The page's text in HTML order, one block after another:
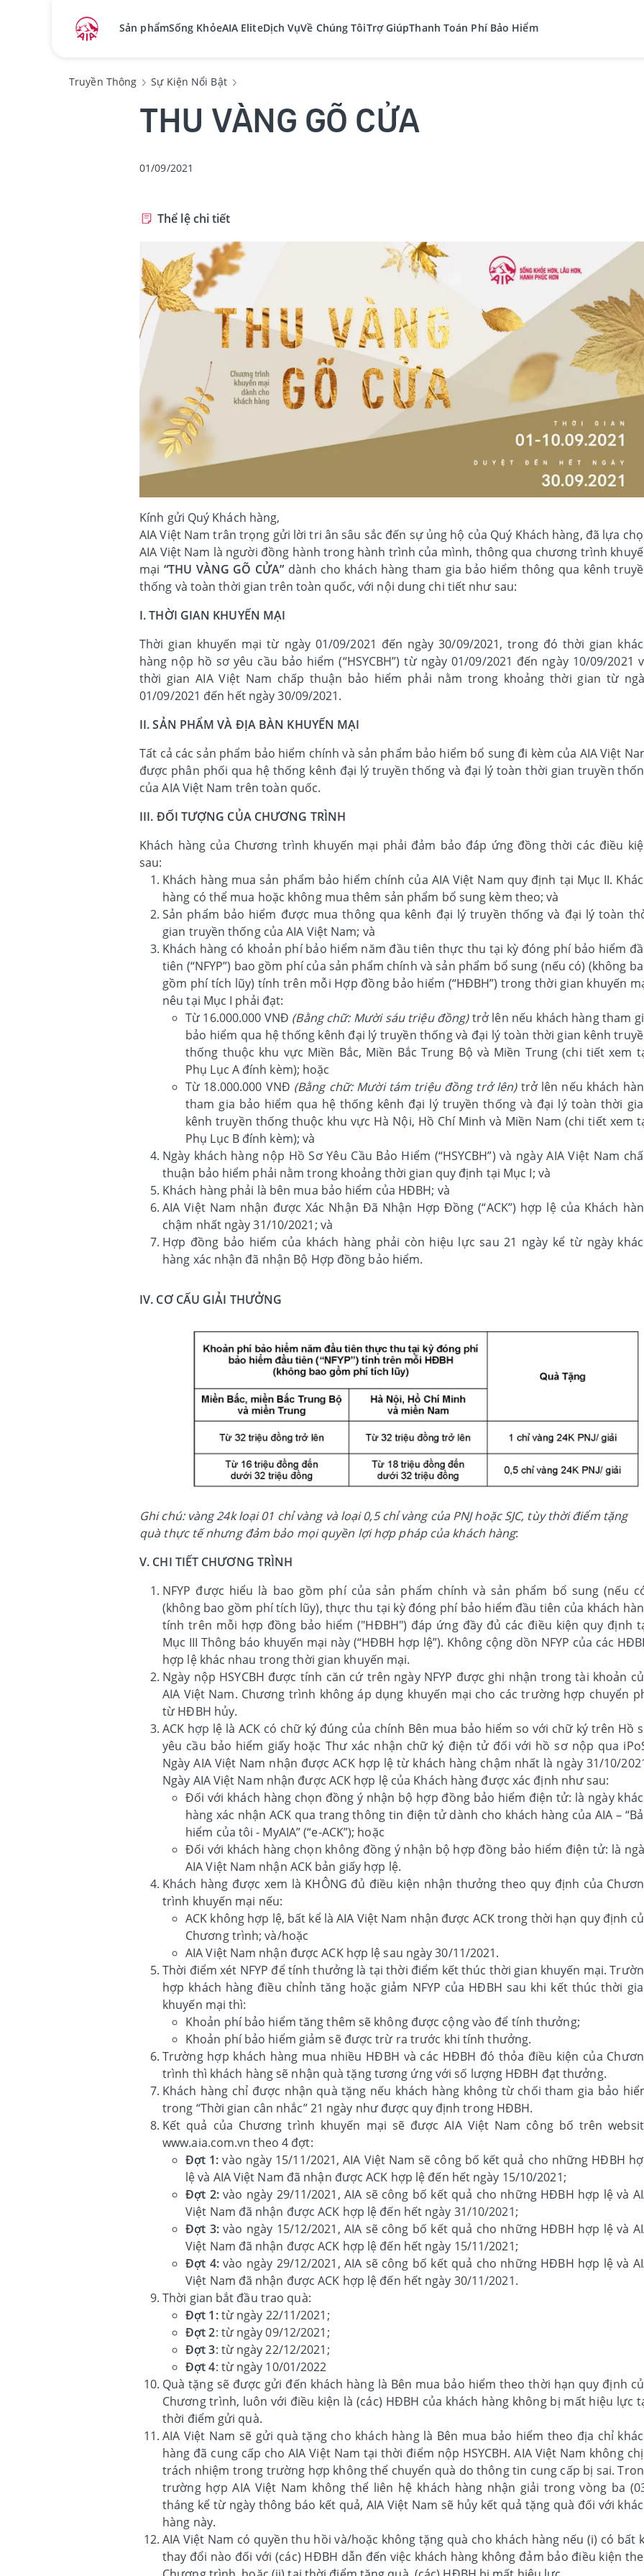
Sản phẩmSống KhỏeAIA EliteDịch VụVề Chúng TôiTrợ GiúpThanh Toán Phí Bảo Hiểm
Truyền Thông Sự Kiện Nổi Bật
THU VÀNG GÕ CỬA
01/09/2021
Thể lệ chi tiết
Kính gửi Quý Khách hàng,
AIA Việt Nam trân trọng gửi lời tri ân sâu sắc đến sự ủng hộ của Quý Khách hàng, đã lựa
AIA Việt Nam là người đồng hành trong hành trình của mình, thông qua chương trình
mại “THU VÀNG GÕ CỬA” dành cho khách hàng tham gia bảo hiểm thông qua kênh
thống và toàn thời gian trên toàn quốc, với nội dung chi tiết như sau:
I. THỜI GIAN KHUYẾN MẠI
Thời gian khuyến mại từ ngày 01/09/2021 đến ngày 30/09/2021, trong đó thời gian
hàng nộp hồ sơ yêu cầu bảo hiểm (“HSYCBH”) từ ngày 01/09/2021 đến ngày 10/09/2021
thời gian AIA Việt Nam chấp thuận bảo hiểm phải nằm trong khoảng thời gian từ
01/09/2021 đến hết ngày 30/09/2021.
II. SẢN PHẨM VÀ ĐỊA BÀN KHUYẾN MẠI
Tất cả các sản phẩm bảo hiểm chính và sản phẩm bảo hiểm bổ sung đi kèm của AIA Việt
được phân phối qua hệ thống kênh đại lý truyền thống và đại lý toàn thời gian truyền
của AIA Việt Nam trên toàn quốc.
III. ĐỐI TƯỢNG CỦA CHƯƠNG TRÌNH
Khách hàng của Chương trình khuyến mại phải đảm bảo đáp ứng đồng thời các điều
sau:
Khách hàng mua sản phẩm bảo hiểm chính của AIA Việt Nam quy định tại Mục II.
hàng có thể mua hoặc không mua thêm sản phẩm bổ sung kèm theo; và
Sản phẩm bảo hiểm được mua thông qua kênh đại lý truyền thống và đại lý toàn
gian truyền thống của AIA Việt Nam; và
Khách hàng có khoản phí bảo hiểm năm đầu tiên thực thu tại kỳ đóng phí bảo hiểm
tiên (“NFYP”) bao gồm phí của sản phẩm chính và sản phẩm bổ sung (nếu có) (không
gồm phí tích lũy) tính trên mỗi Hợp đồng bảo hiểm (“HĐBH”) trong thời gian khuyến
nêu tại Mục I phải đạt:
Từ 16.000.000 VNĐ (Bằng chữ: Mười sáu triệu đồng)trở lên nếu khách hàng tham
bảo hiểm qua hệ thống kênh đại lý truyền thống và đại lý toàn thời gian kênh
thống thuộc khu vực Miền Bắc, Miền Bắc Trung Bộ và Miền Trung (chi tiết xem
Phụ Lục A đính kèm); hoặc
Từ 18.000.000 VNĐ (Bằng chữ: Mười tám triệu đồng trở lên)trở lên nếu khách
tham gia bảo hiểm qua hệ thống kênh đại lý truyền thống và đại lý toàn thời
kênh truyền thống thuộc khu vực Hà Nội, Hồ Chí Minh và Miền Nam (chi tiết xem
Phụ Lục B đính kèm); và
Ngày khách hàng nộp Hồ Sơ Yêu Cầu Bảo Hiểm (“HSYCBH”) và ngày AIA Việt Nam
thuận bảo hiểm phải nằm trong khoảng thời gian quy định tại Mục I; và
Khách hàng phải là bên mua bảo hiểm của HĐBH; và
AIA Việt Nam nhận được Xác Nhận Đã Nhận Hợp Đồng (“ACK”) hợp lệ của Khách
chậm nhất ngày 31/10/2021; và
Hợp đồng bảo hiểm của khách hàng phải còn hiệu lực sau 21 ngày kể từ ngày
hàng xác nhận đã nhận Bộ Hợp đồng bảo hiểm.
IV. CƠ CẤU GIẢI THƯỞNG
Ghi chú: vàng 24k loại 01 chỉ vàng và loại 0,5 chỉ vàng của PNJ hoặc SJC, tùy thời điểm tặng
quà thực tế nhưng đảm bảo mọi quyền lợi hợp pháp của khách hàng:
V. CHI TIẾT CHƯƠNG TRÌNH
NFYP được hiểu là bao gồm phí của sản phẩm chính và sản phẩm bổ sung (nếu
(không bao gồm phí tích lũy), thực thu tại kỳ đóng phí bảo hiểm đầu tiên của khách
tính trên mỗi hợp đồng bảo hiểm ("HĐBH") đáp ứng đầy đủ các điều kiện quy định
Mục III Thông báo khuyến mại này (“HĐBH hợp lệ”). Không cộng dồn NFYP của các
hợp lệ khác nhau trong thời gian khuyến mại.
Ngày nộp HSYCBH được tính căn cứ trên ngày NFYP được ghi nhận trong tài khoản
AIA Việt Nam. Chương trình không áp dụng khuyến mại cho các trường hợp chuyển
từ HĐBH hủy.
ACK hợp lệ là ACK có chữ ký đúng của chính Bên mua bảo hiểm so với chữ ký trên Hồ
yêu cầu bảo hiểm giấy hoặc Thư xác nhận chữ ký điện tử đối với hồ sơ nộp qua
Ngày AIA Việt Nam nhận được ACK hợp lệ từ khách hàng chậm nhất là ngày 31/10/
Ngày AIA Việt Nam nhận được ACK hợp lệ của Khách hàng được xác định như sau:
Đối với khách hàng chọn đồng ý nhận bộ hợp đồng bảo hiểm điện tử: là ngày
hàng xác nhận ACK qua trang thông tin điện tử dành cho khách hàng của AIA –
hiểm của tôi - MyAIA” (“e-ACK”); hoặc
Đối với khách hàng chọn không đồng ý nhận bộ hợp đồng bảo hiểm điện tử: là
AIA Việt Nam nhận ACK bản giấy hợp lệ.
Khách hàng được xem là KHÔNG đủ điều kiện nhận thưởng theo quy định của
trình khuyến mại nếu:
ACK không hợp lệ, bất kể là AIA Việt Nam nhận được ACK trong thời hạn quy định
Chương trình; và/hoặc
AIA Việt Nam nhận được ACK hợp lệsau ngày 30/11/2021.
Thời điểm xét NFYP để tính thưởng là tại thời điểm kết thúc thời gian khuyến mại.
hợp khách hàng điều chỉnh tăng hoặc giảm NFYP của HĐBH sau khi kết thúc thời
khuyến mại thì:
Khoản phí bảo hiểm tăng thêm sẽ không được cộng vào để tính thưởng;
Khoản phí bảo hiểm giảm sẽ được trừ ra trước khi tính thưởng.
Trường hợp khách hàng mua nhiều HĐBH và các HĐBH đó thỏa điều kiện của
trình thì khách hàng sẽ nhận quà tặng tương ứng với số lượng HĐBH đạt thưởng.
Khách hàng chỉ được nhận quà tặng nếu khách hàng không từ chối tham gia bảo
trong “Thời gian cân nhắc” 21 ngày như được quy định trong HĐBH.
Kết quả của Chương trình khuyến mại sẽ được AIA Việt Nam công bố trên
www.aia.com.vn theo 4 đợt:
Đợt 1: vào ngày 15/11/2021, AIA Việt Nam sẽ công bố kết quả cho những HĐBH
lệ và AIA Việt Nam đã nhận được ACK hợp lệ đến hết ngày 15/10/2021;
Đợt 2:vào ngày 29/11/2021, AIA sẽ công bố kết quả cho những HĐBH hợp lệ và
Việt Nam đã nhận được ACK hợp lệ đến hết ngày 31/10/2021;
Đợt 3:vào ngày 15/12/2021, AIA sẽ công bố kết quả cho những HĐBH hợp lệ và
Việt Nam đã nhận được ACK hợp lệ đến hết ngày 15/11/2021;
Đợt 4:vào ngày 29/12/2021, AIA sẽ công bố kết quả cho những HĐBH hợp lệ và
Việt Nam đã nhận được ACK hợp lệ đến hết ngày 30/11/2021.
Thời gian bắt đầu trao quà:
Đợt 1:từ ngày 22/11/2021;
Đợt 2: từ ngày 09/12/2021;
Đợt 3: từ ngày 22/12/2021;
Đợt 4: từ ngày 10/01/2022
Quà tặng sẽ được gửi đến khách hàng là Bên mua bảo hiểm theo thời hạn quy định
Chương trình, luôn với điều kiện là (các) HĐBH của khách hàng không bị mất hiệu lực
thời điểm gửi quà.
AIA Việt Nam sẽ gửi quà tặng cho khách hàng là Bên mua bảo hiểm theo địa chỉ
hàng đã cung cấp cho AIA Việt Nam tại thời điểm nộp HSYCBH. AIA Việt Nam không
trách nhiệm trong trường hợp không thể chuyển quà do thông tin cung cấp bị sai.
trường hợp AIA Việt Nam không thể liên hệ khách hàng nhận giải trong vòng ba
tháng kể từ ngày thông báo kết quả, AIA Việt Nam sẽ hủy kết quả tặng quà đối với
hàng này.
AIA Việt Nam có quyền thu hồi và/hoặc không tặng quà cho khách hàng nếu (i) có bất
thay đổi nào đối với (các) HĐBH dẫn đến việc khách hàng không đảm bảo điều kiện